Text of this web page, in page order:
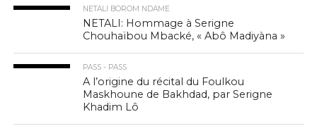
NETALI BOROM NDAME
NETALI: Hommage à Serigne
Chouhaïbou Mbacké, « Abô Madiyàna »
PASS - PASS
A l’origine du récital du Foulkou
Maskhoune de Bakhdad, par Serigne
Khadim Lô